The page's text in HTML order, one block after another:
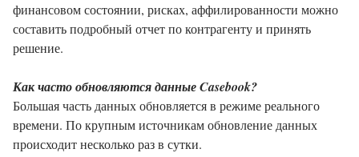
финансовом состоянии, рисках, аффилированности можно
составить подробный отчет по контрагенту и принять
решение.
Как часто обновляются данные Casebook?
Большая часть данных обновляется в режиме реального
времени. По крупным источникам обновление данных
происходит несколько раз в сутки.